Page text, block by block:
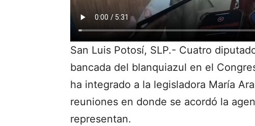
San Luis Potosí, SLP.- Cuatro
bancada del blanquiazul en el
ha integrado a la legisladora María
reuniones en donde se acordó la
representan.